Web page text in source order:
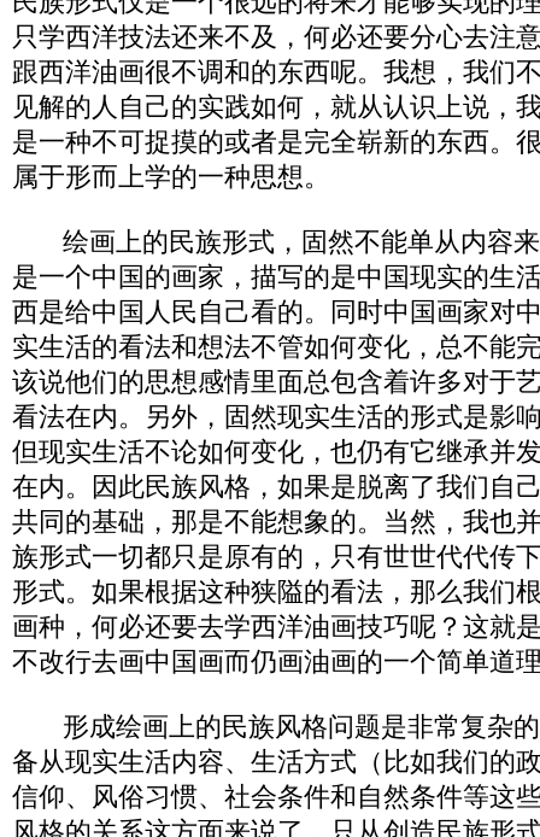
只学西洋技法还来不及，何必还要分心去注
跟西洋油画很不调和的东西呢。我想，我们
见解的人自己的实践如何，就从认识上说，
是一种不可捉摸的或者是完全崭新的东西。
属于形而上学的一种思想。
绘画上的民族形式，固然不能单从内容来
是一个中国的画家，描写的是中国现实的生
西是给中国人民自己看的。同时中国画家对
实生活的看法和想法不管如何变化，总不能
该说他们的思想感情里面总包含着许多对于
看法在内。另外，固然现实生活的形式是影
但现实生活不论如何变化，也仍有它继承并
在内。因此民族风格，如果是脱离了我们自
共同的基础，那是不能想象的。当然，我也
族形式一切都只是原有的，只有世世代代传
形式。如果根据这种狭隘的看法，那么我们
画种，何必还要去学西洋油画技巧呢？这就
不改行去画中国画而仍画油画的一个简单道
形成绘画上的民族风格问题是非常复杂的
备从现实生活内容、生活方式（比如我们的
信仰、风俗习惯、社会条件和自然条件等这